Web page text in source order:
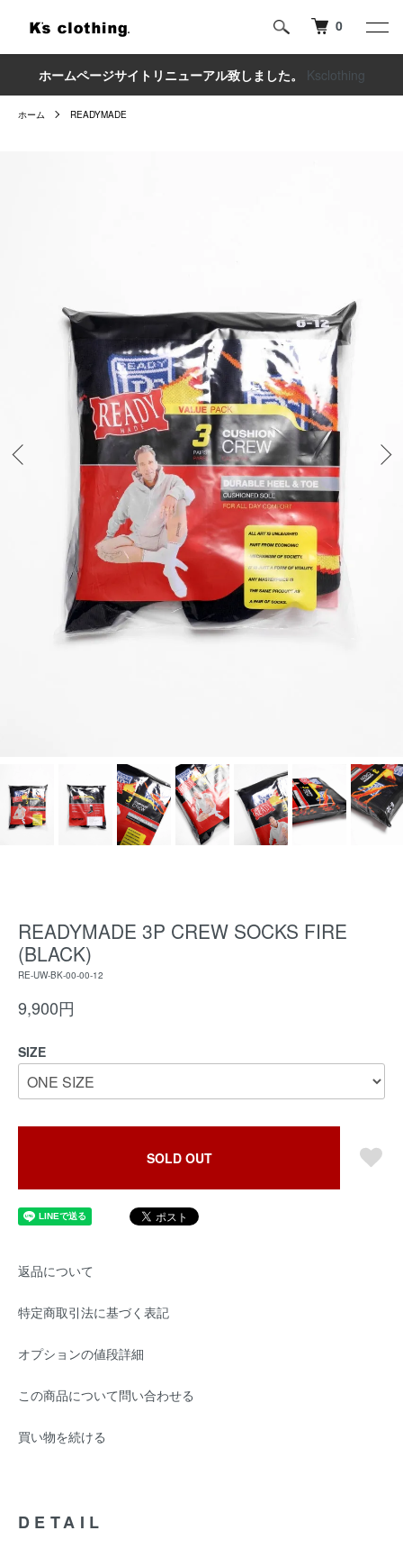
0
ホームページサイトリニューアル致しました。 Ksclothing
ホーム READYMADE
READYMADE 3P CREW SOCKS FIRE
(BLACK)
RE-UW-BK-00-00-12
9,900円
SIZE
SOLD OUT
返品について
特定商取引法に基づく表記
オプションの値段詳細
この商品について問い合わせる
買い物を続ける
DETAIL